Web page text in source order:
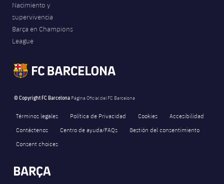
Nacimiento y
supervivencia
Barça en Champions
League
© Copyright FC Barcelona Página Oficial del FC Barcelona
Términos legales Política de Privacidad Cookies
Accesibilidad
Contáctenos
Centro de ayuda/FAQs
Gestión del consentimiento
Consent choices